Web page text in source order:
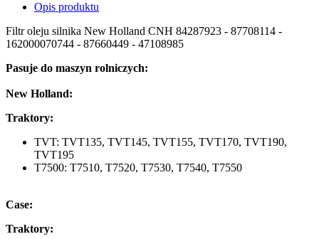
Opis produktu
Filtr oleju silnika New Holland CNH 84287923 - 87708114 -
162000070744 - 87660449 - 47108985
Pasuje do maszyn rolniczych:
New Holland:
Traktory:
TVT: TVT135, TVT145, TVT155, TVT170, TVT190,
TVT195
T7500: T7510, T7520, T7530, T7540, T7550
Case:
Traktory: